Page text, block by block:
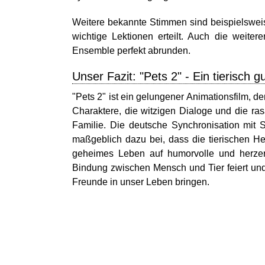
Weitere bekannte Stimmen sind
wichtige Lektionen erteilt. Auch die
Ensemble perfekt abrunden.
Unser Fazit: "Pets 2" - Ein tierisch
"Pets 2" ist ein gelungener Animationsfilm,
Charaktere, die witzigen Dialoge und die
Familie. Die deutsche Synchronisation mit
maßgeblich dazu bei, dass die tierischen
geheimes Leben auf humorvolle und
Bindung zwischen Mensch und Tier feiert
Freunde in unser Leben bringen.